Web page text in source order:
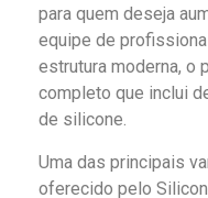
para quem deseja
equipe de
estrutura moderna, o
completo que inclui
de silicone.
Uma das principais
oferecido pelo